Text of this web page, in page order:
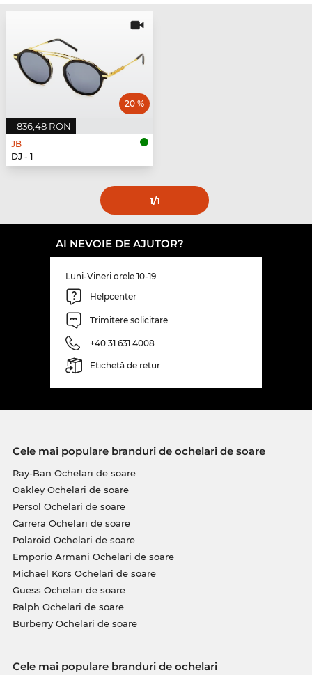
836,48 RON
20 %
JB
DJ - 1
1/1
AI NEVOIE DE AJUTOR?
Luni-Vineri orele 10-19
Helpcenter
Trimitere solicitare
+40 31 631 4008
Etichetă de retur
Cele mai populare branduri de ochelari de soare
Ray-Ban Ochelari de soare
Oakley Ochelari de soare
Persol Ochelari de soare
Carrera Ochelari de soare
Polaroid Ochelari de soare
Emporio Armani Ochelari de soare
Michael Kors Ochelari de soare
Guess Ochelari de soare
Ralph Ochelari de soare
Burberry Ochelari de soare
Cele mai populare branduri de ochelari